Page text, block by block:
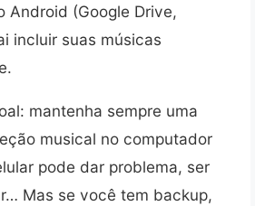
Android (Google Drive,
incluir suas músicas
mantenha sempre uma
musical no computador
pode dar problema, ser
Mas se você tem backup,